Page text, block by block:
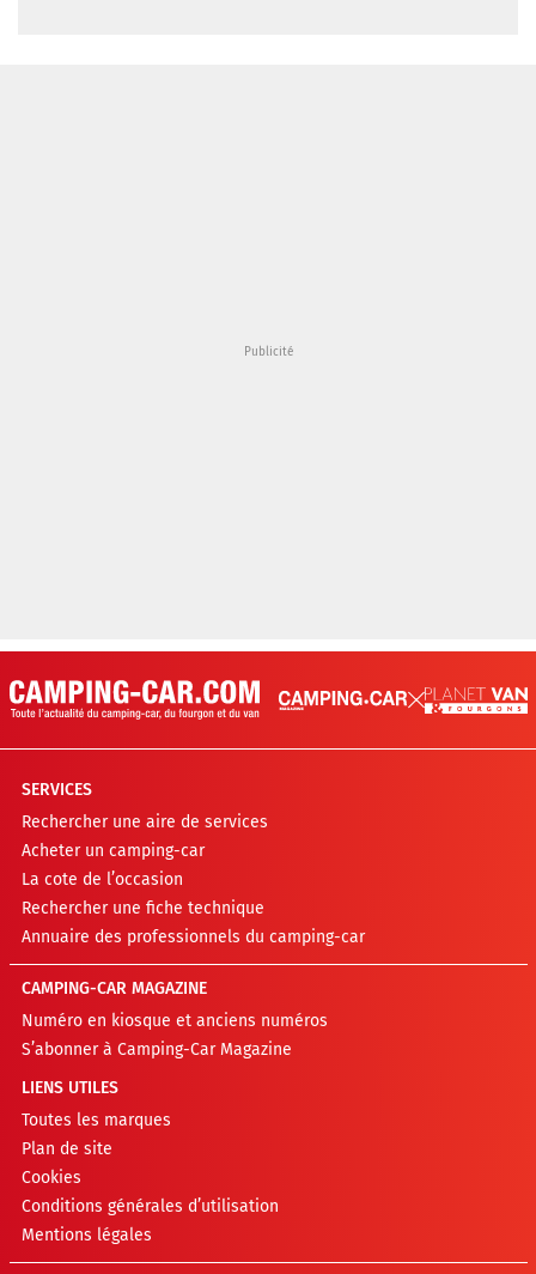
SERVICES
Rechercher une aire de services
Acheter un camping-car
La cote de l’occasion
Rechercher une fiche technique
Annuaire des professionnels du camping-car
CAMPING-CAR MAGAZINE
Numéro en kiosque et anciens numéros
S’abonner à Camping-Car Magazine
LIENS UTILES
Toutes les marques
Plan de site
Cookies
Conditions générales d’utilisation
Mentions légales